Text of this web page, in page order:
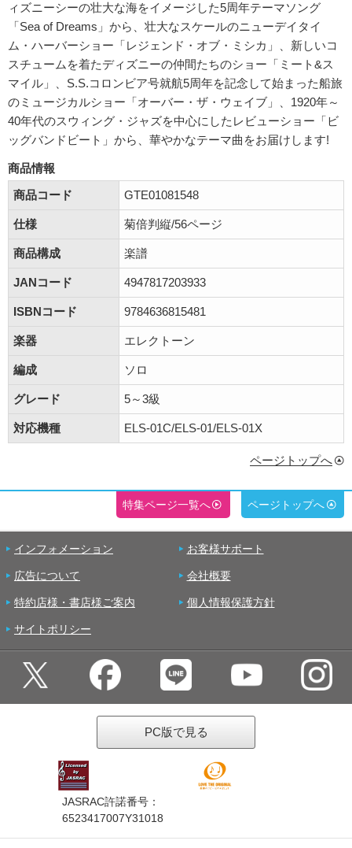
ィズニーシーの壮大な海をイメージした5周年テーマソング
「Sea of Dreams」から、壮大なスケールのニューデイタイ
ム・ハーバーショー「レジェンド・オブ・ミシカ」、新しいコ
スチュームを着たディズニーの仲間たちのショー「ミート&ス
マイル」、S.S.コロンビア号就航5周年を記念して始まった船旅
のミュージカルショー「オーバー・ザ・ウェイブ」、1920年～
40年代のスウィング・ジャズを中心にしたレビューショー「ビ
ッグバンドビート」から、華やかなテーマ曲をお届けします!
商品情報
商品コード
GTE01081548
仕様 菊倍判縦/56ページ
商品構成 楽譜
JANコード 4947817203933
ISBNコード 9784636815481
楽器 エレクトーン
編成 ソロ
グレード 5～3級
対応機種 ELS-01C/ELS-01/ELS-01X
ページトップへ
特集ページ一覧へ ページトップへ
インフォメーション お客様サポート
広告について 会社概要
特約店様・書店様ご案内 個人情報保護方針
サイトポリシー
PC版で見る
JASRAC許諾番号：
6523417007Y31018